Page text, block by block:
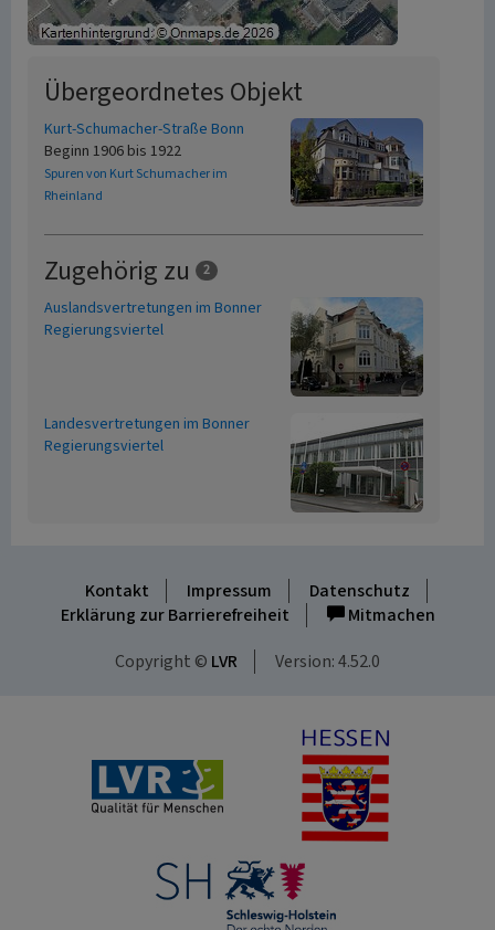
Übergeordnetes Objekt
Kurt-Schumacher-Straße Bonn
Beginn 1906 bis 1922
Spuren von Kurt Schumacher im
Rheinland
Zugehörig zu 2
Auslandsvertretungen im Bonner
Regierungsviertel
Landesvertretungen im Bonner
Regierungsviertel
Kontakt Impressum
Datenschutz
Erklärung zur Barrierefreiheit
Mitmachen
Copyright © LVR Version: 4.52.0